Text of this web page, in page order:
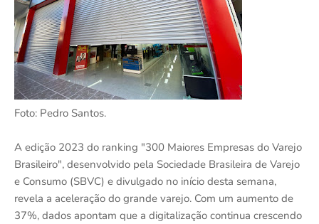
Foto: Pedro Santos.
A edição 2023 do ranking "300 Maiores Empresas do Varejo
Brasileiro", desenvolvido pela Sociedade Brasileira de Varejo
e Consumo (SBVC) e divulgado no início desta semana,
revela a aceleração do grande varejo. Com um aumento de
37%, dados apontam que a digitalização continua crescendo